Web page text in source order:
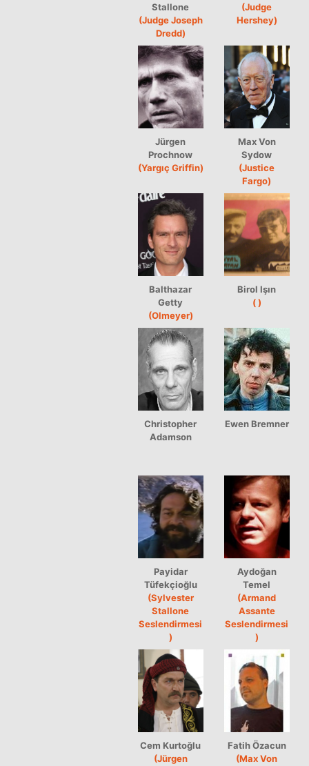
Stallone
(Judge Joseph
Dredd)
(Judge
Hershey)
Jürgen
Prochnow
(Yargıç Griffin)
Max Von
Sydow
(Justice
Fargo)
Balthazar
Getty
(Olmeyer)
Birol Işın
( )
Christopher
Adamson
Ewen Bremner
Payidar
Tüfekçioğlu
(Sylvester
Stallone
Seslendirmesi
)
Aydoğan
Temel
(Armand
Assante
Seslendirmesi
)
Cem Kurtoğlu
(Jürgen
Fatih Özacun
(Max Von